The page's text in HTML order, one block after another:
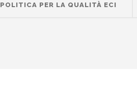
POLITICA PER LA QUALITÀ ECI